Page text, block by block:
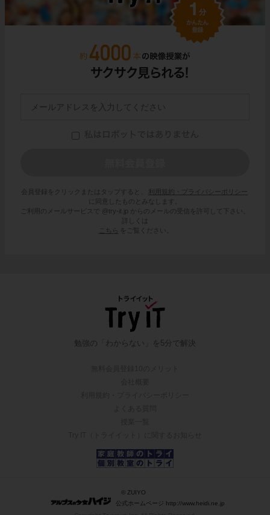
会員登録をクリックまたはタップすると、
利用規約・プライバシーポリシー
に同意したものとみなします。
ご利用のメールサービスで @try-it.jp からのメールの受信を許可して下さい。
詳しくは
こちら
をご覧ください。
勉強の「わからない」を5分で解決
© ZUIYO
公式ホームページ http://www.heidi.ne.jp